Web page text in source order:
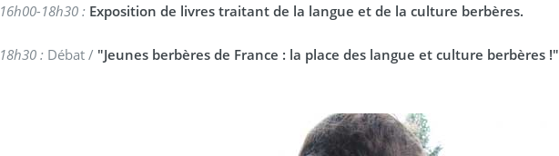
16h00-18h30 : Exposition de livres traitant de la langue et de la culture berbères.
18h30 : Débat / "Jeunes berbères de France : la place des langue et culture berbères !"